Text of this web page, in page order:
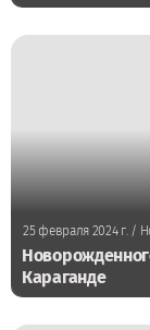
25 февраля 2024 г./
Караганде